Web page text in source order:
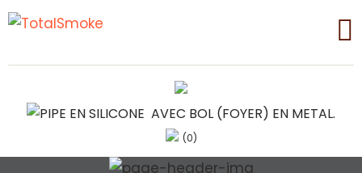
(0)